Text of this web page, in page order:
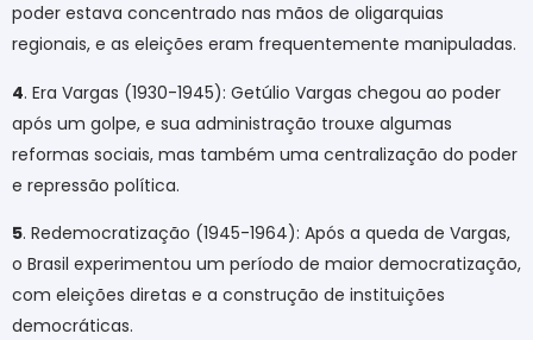
poder estava concentrado nas mãos de oligarquias
regionais, e as eleições eram frequentemente manipuladas.
4. Era Vargas (1930-1945): Getúlio Vargas chegou ao poder
após um golpe, e sua administração trouxe algumas
reformas sociais, mas também uma centralização do poder
e repressão política.
5. Redemocratização (1945-1964): Após a queda de Vargas,
o Brasil experimentou um período de maior democratização,
com eleições diretas e a construção de instituições
democráticas.